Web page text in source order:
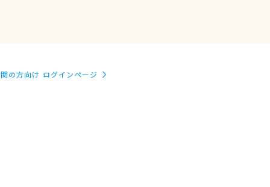
の方向け ログインページ